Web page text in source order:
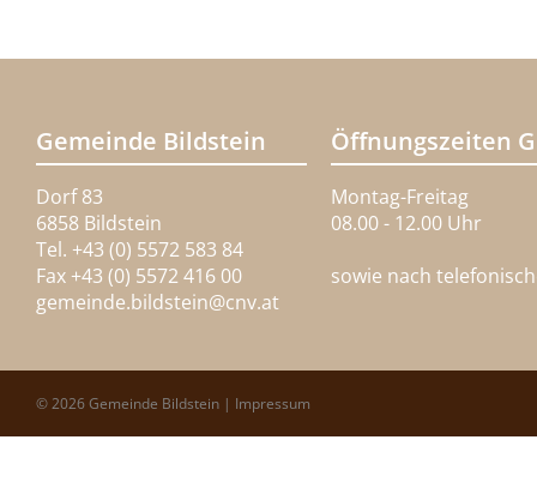
Gemeinde Bildstein
Dorf 83
6858 Bildstein
Tel. +43 (0) 5572 583 84
Fax +43 (0) 5572 416 00
gemeinde.bildstein@cnv.at
Öffnungszeiten
Montag-Freitag
08.00 - 12.00 Uhr
sowie nach
© 2026 Gemeinde Bildstein | Impressum